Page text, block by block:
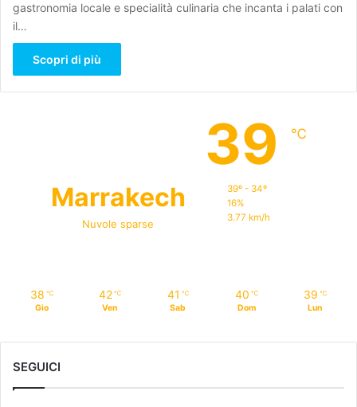
gastronomia locale e specialità culinaria che incanta i palati con
il…
Scopri di più
Marrakech
Nuvole sparse
39 ℃
39º - 34º
16%
3.77 km/h
38 ℃
Gio
42 ℃
Ven
41 ℃
Sab
40 ℃
Dom
39 ℃
Lun
SEGUICI